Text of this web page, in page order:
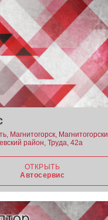
Магнитогорск,
район, Труда, 42а
ОТКРЫТЬ
Автосервис